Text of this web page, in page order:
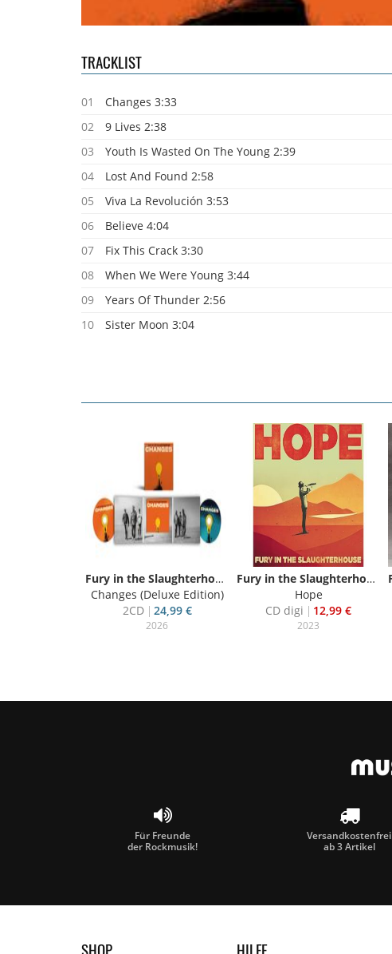
TRACKLIST
01
Changes 3:33
02
9 Lives 2:38
03
Youth Is Wasted On The Young 2:39
04
Lost And Found 2:58
05
Viva La Revolución 3:53
06
Believe 4:04
07
Fix This Crack 3:30
08
When We Were Young 3:44
09
Years Of Thunder 2:56
10
Sister Moon 3:04
Fury in the Slaughterhouse
Changes (Deluxe Edition)
2CD
24,99 €
2026
Fury in the Slaughterhouse
Hope
CD digi
12,99 €
2023
Für Freunde
der Rockmusik!
Versandkostenfrei
ab 3 Artikel
SHOP HILFE